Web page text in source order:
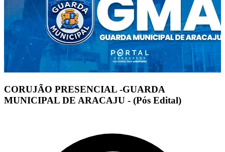
CORUJÃO PRESENCIAL -GUARDA
MUNICIPAL DE ARACAJU - (Pós Edital)